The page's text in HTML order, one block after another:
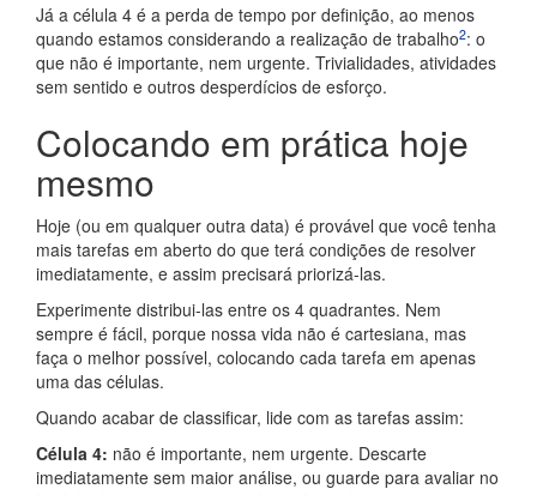
Já a célula 4 é a perda de tempo por definição, ao menos
quando estamos considerando a realização de trabalho2: o
que não é importante, nem urgente. Trivialidades, atividades
sem sentido e outros desperdícios de esforço.
Colocando em prática hoje
mesmo
Hoje (ou em qualquer outra data) é provável que você tenha
mais tarefas em aberto do que terá condições de resolver
imediatamente, e assim precisará priorizá-las.
Experimente distribui-las entre os 4 quadrantes. Nem
sempre é fácil, porque nossa vida não é cartesiana, mas
faça o melhor possível, colocando cada tarefa em apenas
uma das células.
Quando acabar de classificar, lide com as tarefas assim:
Célula 4: não é importante, nem urgente. Descarte
imediatamente sem maior análise, ou guarde para avaliar no